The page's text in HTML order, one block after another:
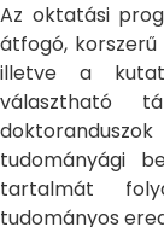
Az oktatási
átfogó,
illetve a
választható
tudományági
tartalmát
tudományos